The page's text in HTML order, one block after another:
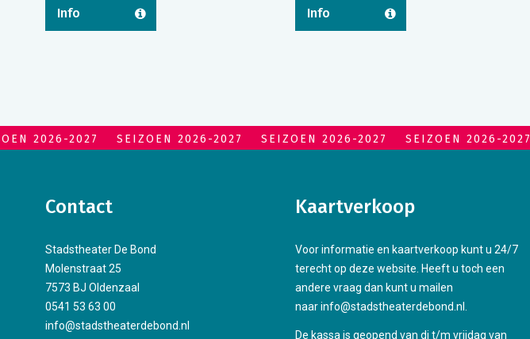
Info Info
2026-2027 SEIZOEN 2026-2027 SEIZOEN 2026-2027 SEIZOEN 2026-2027
Contact
Stadstheater De Bond
Molenstraat 25
7573 BJ Oldenzaal
0541 53 63 00
info@stadstheaterdebond.nl
Kaartverkoop
Voor informatie en kaartverkoop kunt u 24/7
terecht op deze website. Heeft u toch een
andere vraag dan kunt u mailen
naar info@stadstheaterdebond.nl.
De kassa is geopend van di t/m vrijdag van